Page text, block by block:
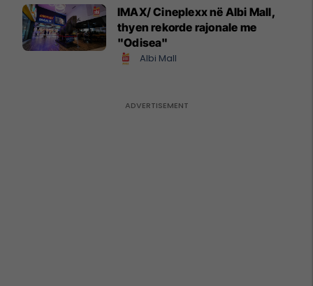
IMAX/ Cineplexx në Albi Mall,
thyen rekorde rajonale me
"Odisea"
Albi Mall